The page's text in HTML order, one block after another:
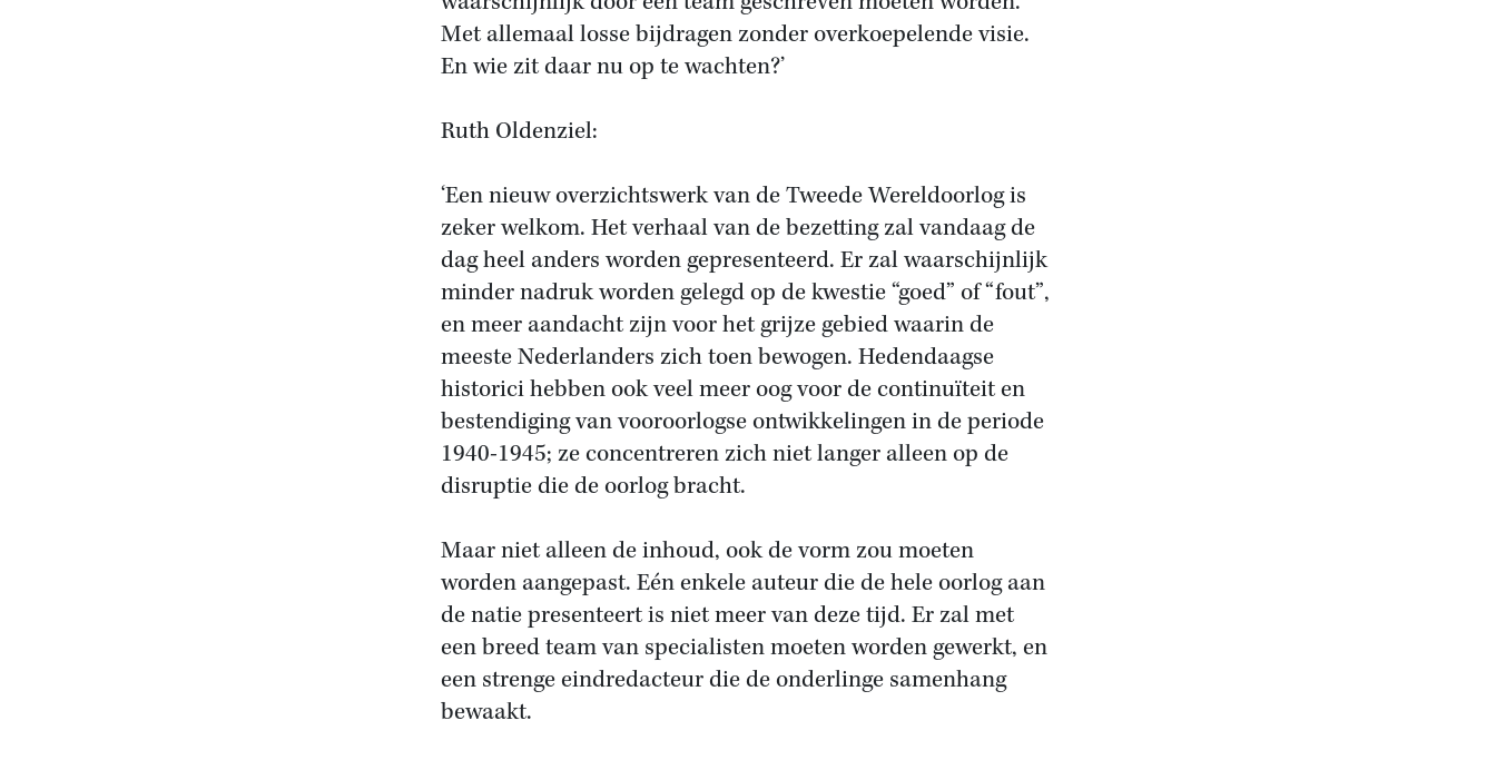
Met allemaal losse bijdragen zonder overkoepelende visie.
En wie zit daar nu op te wachten?’
Ruth Oldenziel:
‘Een nieuw overzichtswerk van de Tweede Wereldoorlog is
zeker welkom. Het verhaal van de bezetting zal vandaag de
dag heel anders worden gepresenteerd. Er zal waarschijnlijk
minder nadruk worden gelegd op de kwestie “goed” of “fout”,
en meer aandacht zijn voor het grijze gebied waarin de
meeste Nederlanders zich toen bewogen. Hedendaagse
historici hebben ook veel meer oog voor de continuïteit en
bestendiging van vooroorlogse ontwikkelingen in de periode
1940-1945; ze concentreren zich niet langer alleen op de
disruptie die de oorlog bracht.
Maar niet alleen de inhoud, ook de vorm zou moeten
worden aangepast. Eén enkele auteur die de hele oorlog aan
de natie presenteert is niet meer van deze tijd. Er zal met
een breed team van specialisten moeten worden gewerkt, en
een strenge eindredacteur die de onderlinge samenhang
bewaakt.